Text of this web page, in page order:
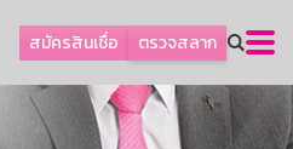
สมัครสินเชื่อ ตรวจสลาก